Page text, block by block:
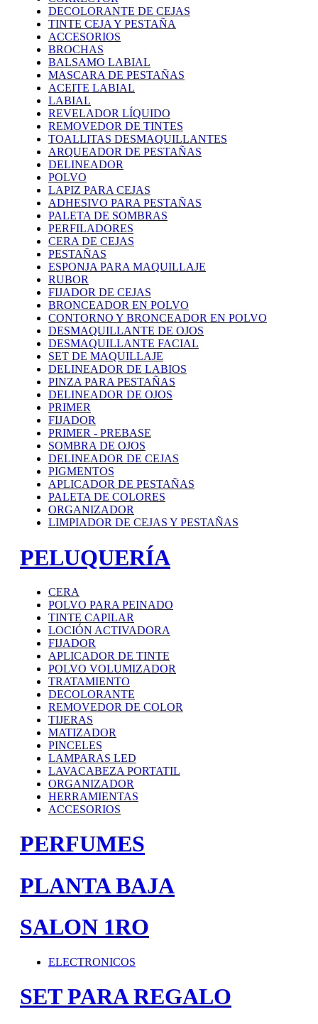
DECOLORANTE DE CEJAS
TINTE CEJA Y PESTAÑA
ACCESORIOS
BROCHAS
BALSAMO LABIAL
MASCARA DE PESTAÑAS
ACEITE LABIAL
LABIAL
REVELADOR LÍQUIDO
REMOVEDOR DE TINTES
TOALLITAS DESMAQUILLANTES
ARQUEADOR DE PESTAÑAS
DELINEADOR
POLVO
LAPIZ PARA CEJAS
ADHESIVO PARA PESTAÑAS
PALETA DE SOMBRAS
PERFILADORES
CERA DE CEJAS
PESTAÑAS
ESPONJA PARA MAQUILLAJE
RUBOR
FIJADOR DE CEJAS
BRONCEADOR EN POLVO
CONTORNO Y BRONCEADOR EN POLVO
DESMAQUILLANTE DE OJOS
DESMAQUILLANTE FACIAL
SET DE MAQUILLAJE
DELINEADOR DE LABIOS
PINZA PARA PESTAÑAS
DELINEADOR DE OJOS
PRIMER
FIJADOR
PRIMER - PREBASE
SOMBRA DE OJOS
DELINEADOR DE CEJAS
PIGMENTOS
APLICADOR DE PESTAÑAS
PALETA DE COLORES
ORGANIZADOR
LIMPIADOR DE CEJAS Y PESTAÑAS
PELUQUERÍA
CERA
POLVO PARA PEINADO
TINTE CAPILAR
LOCIÓN ACTIVADORA
FIJADOR
APLICADOR DE TINTE
POLVO VOLUMIZADOR
TRATAMIENTO
DECOLORANTE
REMOVEDOR DE COLOR
TIJERAS
MATIZADOR
PINCELES
LAMPARAS LED
LAVACABEZA PORTATIL
ORGANIZADOR
HERRAMIENTAS
ACCESORIOS
PERFUMES
PLANTA BAJA
SALON 1RO
ELECTRONICOS
SET PARA REGALO